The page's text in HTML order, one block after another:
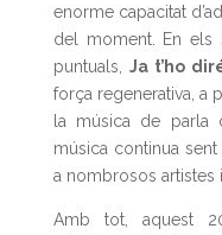
enorme capacitat
del moment. En els
puntuals, Ja t’ho
força regenerativa, a
la música de parla
música continua
a nombrosos artistes
Amb tot, aquest